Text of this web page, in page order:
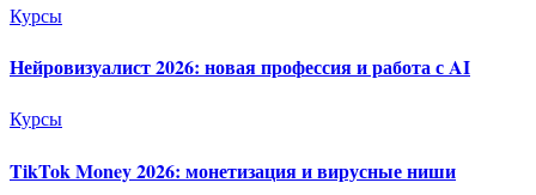
Курсы
Нейровизуалист 2026: новая профессия и работа с AI
Курсы
TikTok Money 2026: монетизация и вирусные ниши